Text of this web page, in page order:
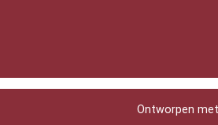
Ontworpen met